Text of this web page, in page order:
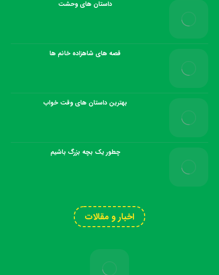
داستان های وحشت
قصه های شاهزاده خانم ها
بهترین داستان های وقت خواب
چطور یک بچه بزرگ باشیم
اخبار و مقالات